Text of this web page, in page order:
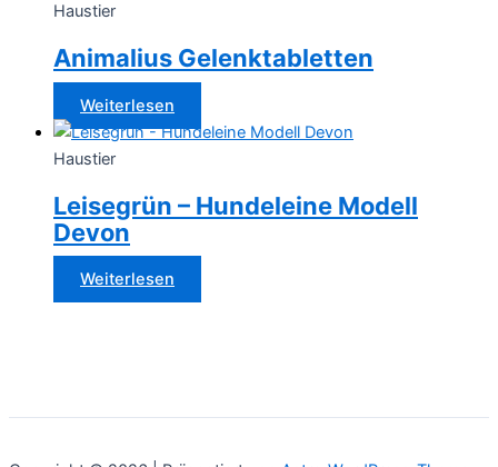
Haustier
Animalius Gelenktabletten
Weiterlesen
Haustier
Leisegrün – Hundeleine Modell
Devon
Weiterlesen